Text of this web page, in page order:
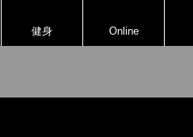
健身 Online